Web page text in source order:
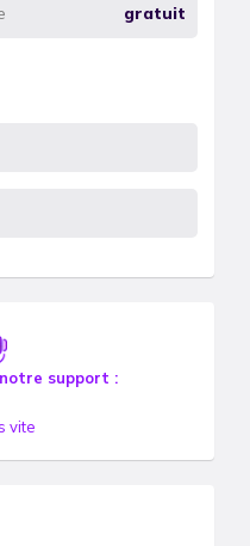
gratuit
support :
vite